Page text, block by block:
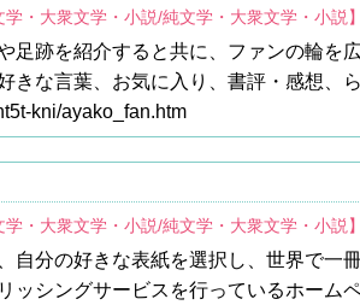
・大衆文学・小説/純文学・大衆文学・小説】
足跡を紹介すると共に、ファンの輪を
きな言葉、お気に入り、書評・感想、
kni/ayako_fan.htm
・大衆文学・小説/純文学・大衆文学・小説】
自分の好きな表紙を選択し、世界で一
ッシングサービスを行っているホーム